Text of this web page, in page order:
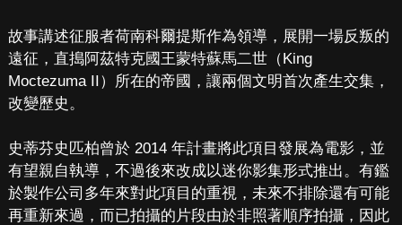
故事講述征服者荷南科爾提斯作為領導，展開一場反叛的
遠征，直搗阿茲特克國王蒙特蘇馬二世（King
Moctezuma II）所在的帝國，讓兩個文明首次產生交集，
改變歷史。
史蒂芬史匹柏曾於 2014 年計畫將此項目發展為電影，並
有望親自執導，不過後來改成以迷你影集形式推出。有鑑
於製作公司多年來對此項目的重視，未來不排除還有可能
再重新來過，而已拍攝的片段由於非照著順序拍攝，因此